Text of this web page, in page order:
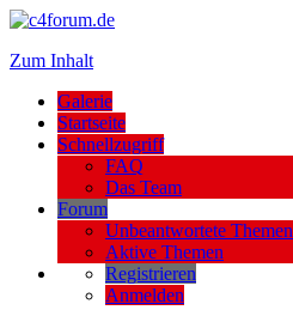
Zum Inhalt
Galerie
Startseite
Schnellzugriff
FAQ
Das Team
Forum
Unbeantwortete Themen
Aktive Themen
Registrieren
Anmelden